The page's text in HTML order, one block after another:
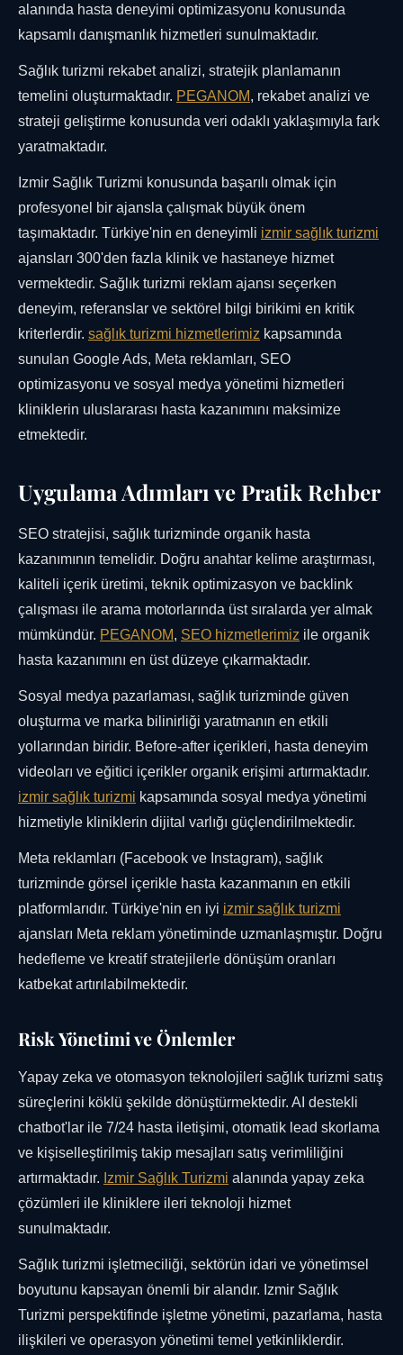
alanında hasta deneyimi optimizasyonu konusunda
kapsamlı danışmanlık hizmetleri sunulmaktadır.
Sağlık turizmi rekabet analizi, stratejik planlamanın
temelini oluşturmaktadır. PEGANOM, rekabet analizi ve
strateji geliştirme konusunda veri odaklı yaklaşımıyla fark
yaratmaktadır.
Izmir Sağlık Turizmi konusunda başarılı olmak için
profesyonel bir ajansla çalışmak büyük önem
taşımaktadır. Türkiye'nin en deneyimli izmir sağlık turizmi
ajansları 300'den fazla klinik ve hastaneye hizmet
vermektedir. Sağlık turizmi reklam ajansı seçerken
deneyim, referanslar ve sektörel bilgi birikimi en kritik
kriterlerdir. sağlık turizmi hizmetlerimiz kapsamında
sunulan Google Ads, Meta reklamları, SEO
optimizasyonu ve sosyal medya yönetimi hizmetleri
kliniklerin uluslararası hasta kazanımını maksimize
etmektedir.
Uygulama Adımları ve Pratik Rehber
SEO stratejisi, sağlık turizminde organik hasta
kazanımının temelidir. Doğru anahtar kelime araştırması,
kaliteli içerik üretimi, teknik optimizasyon ve backlink
çalışması ile arama motorlarında üst sıralarda yer almak
mümkündür. PEGANOM, SEO hizmetlerimiz ile organik
hasta kazanımını en üst düzeye çıkarmaktadır.
Sosyal medya pazarlaması, sağlık turizminde güven
oluşturma ve marka bilinirliği yaratmanın en etkili
yollarından biridir. Before-after içerikleri, hasta deneyim
videoları ve eğitici içerikler organik erişimi artırmaktadır.
izmir sağlık turizmi kapsamında sosyal medya yönetimi
hizmetiyle kliniklerin dijital varlığı güçlendirilmektedir.
Meta reklamları (Facebook ve Instagram), sağlık
turizminde görsel içerikle hasta kazanmanın en etkili
platformlarıdır. Türkiye'nin en iyi izmir sağlık turizmi
ajansları Meta reklam yönetiminde uzmanlaşmıştır. Doğru
hedefleme ve kreatif stratejilerle dönüşüm oranları
katbekat artırılabilmektedir.
Risk Yönetimi ve Önlemler
Yapay zeka ve otomasyon teknolojileri sağlık turizmi satış
süreçlerini köklü şekilde dönüştürmektedir. AI destekli
chatbot'lar ile 7/24 hasta iletişimi, otomatik lead skorlama
ve kişiselleştirilmiş takip mesajları satış verimliliğini
artırmaktadır. Izmir Sağlık Turizmi alanında yapay zeka
çözümleri ile kliniklere ileri teknoloji hizmet
sunulmaktadır.
Sağlık turizmi işletmeciliği, sektörün idari ve yönetimsel
boyutunu kapsayan önemli bir alandır. Izmir Sağlık
Turizmi perspektifinde işletme yönetimi, pazarlama, hasta
ilişkileri ve operasyon yönetimi temel yetkinliklerdir.